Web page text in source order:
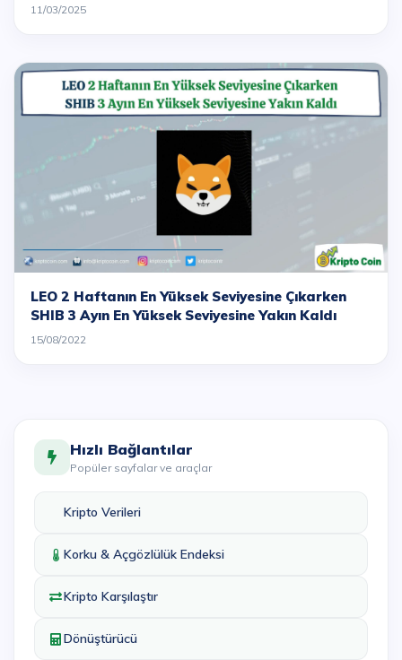
11/03/2025
LEO 2 Haftanın En Yüksek Seviyesine Çıkarken
SHIB 3 Ayın En Yüksek Seviyesine Yakın Kaldı
15/08/2022
Hızlı Bağlantılar
Popüler sayfalar ve araçlar
Kripto Verileri
Korku & Açgözlülük Endeksi
Kripto Karşılaştır
Dönüştürücü